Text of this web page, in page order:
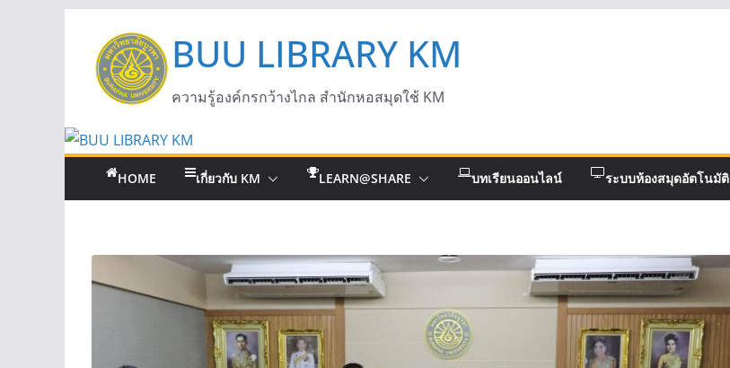
BUU LIBRARY KM
ความรู้องค์กรกว้างไกล สำนักหอสมุดใช้ KM
HOME เกี่ยวกับ KM LEARN@SHARE บทเรียนออนไลน์ ระบบห้องสมุดอัตโนมัติ